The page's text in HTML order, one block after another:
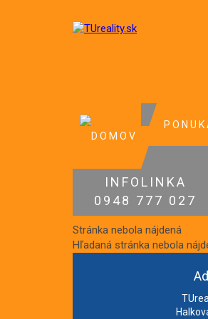
INFOLINKA
0948 777 027
Stránka nebola nájdená
Hľadaná stránka nebola